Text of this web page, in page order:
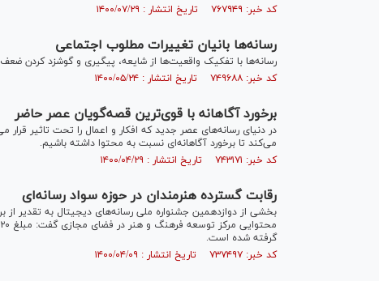
کد خبر: ۷۶۷۹۴۹ تاریخ انتشار : ۱۴۰۰/۰۷/۲۹
رسانه‌ها بانیان تغییرات مطلوب اجتماعی
رسانه‌ها با تفکیک واقعیت‌ها از شایعه، پیگیری و گوشزد کردن
کد خبر: ۷۴۹۶۸۸ تاریخ انتشار : ۱۴۰۰/۰۵/۲۴
برخورد آگاهانه با قوی‌ترین قصه‌گویان عصر حاضر
در دنیای رسانه‌های عصر جدید که افکار و اعمال را تحت تاثیر
می‌کند تا برخورد آگاهانه‌ای نسبت به محتوا داشته باشیم.
کد خبر: ۷۴۳۱۷۱ تاریخ انتشار : ۱۴۰۰/۰۴/۲۹
رقابت گسترده هنرمندان در حوزه سواد رسانه‌ای
بخشی از دوازدهمین جشنواره ملی رسانه‌های دیجیتال به تقدیر از
گرفته شده است.
کد خبر: ۷۳۷۴۹۷ تاریخ انتشار : ۱۴۰۰/۰۴/۰۹